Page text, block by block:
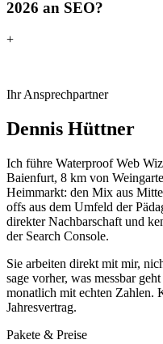
2026 an SEO?
+
Ihr Ansprechpartner
Dennis Hüttner
Ich führe Waterproof Web
Baienfurt, 8 km von
Heimmarkt: den Mix aus
offs aus dem Umfeld der
direkter Nachbarschaft und
der Search Console.
Sie arbeiten direkt mit mir,
sage vorher, was messbar
monatlich mit echten Zahlen.
Jahresvertrag.
Pakete & Preise